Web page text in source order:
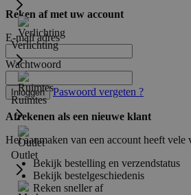
Verlichting
Ruimtes
Outlet
Reken af met uw account
E-mail adres
Wachtwoord
Inloggen Paswoord vergeten ?
Afrekenen als een nieuwe klant
Het aanmaken van een account heeft vele
Bekijk bestelling en verzendstatus
Bekijk bestelgeschiedenis
Reken sneller af